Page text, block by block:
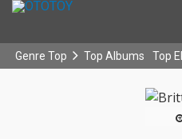
Genre Top Top Albums Top